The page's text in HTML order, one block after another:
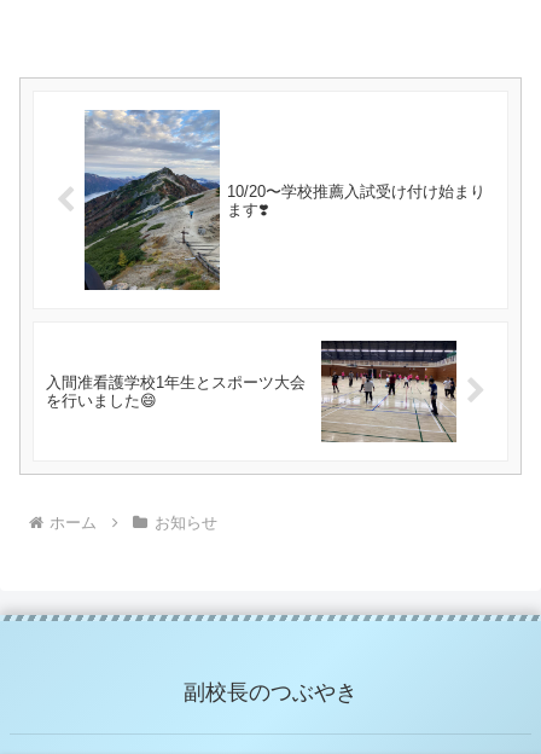
10/20〜学校推薦入試受け付け始まり
ます❣️
入間准看護学校1年生とスポーツ大会
を行いました😄
ホーム お知らせ
副校長のつぶやき